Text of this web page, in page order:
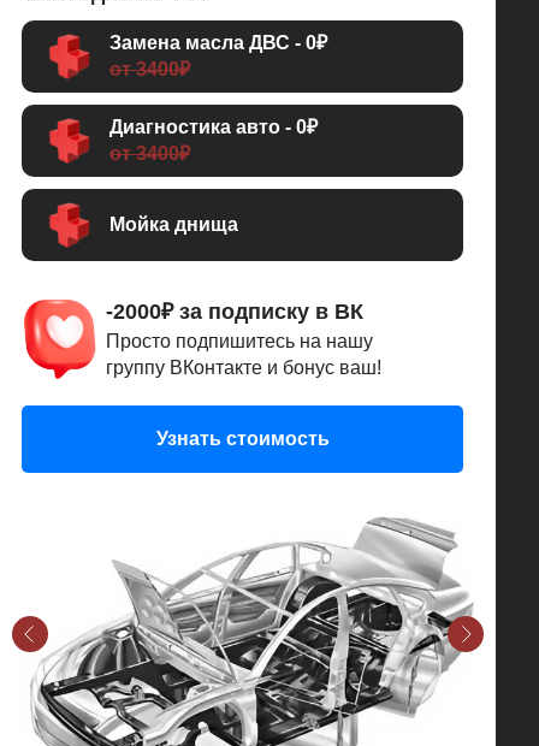
-2000₽ за подписку в ВК
Просто подпишитесь на нашу
группу ВКонтакте и бонус ваш!
Узнать стоимость
Мойка днища
Диагностика авто - 0₽
от 3400₽
Замена масла ДВС - 0₽
от 3400₽